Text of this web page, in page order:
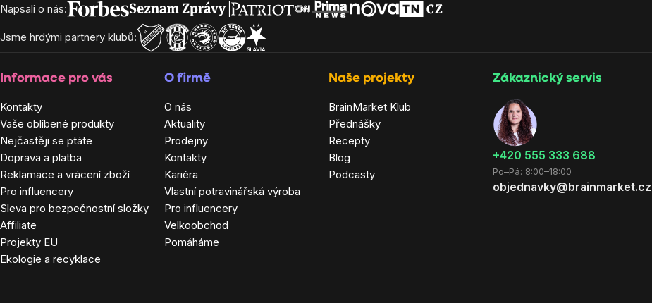
Zápatí
Napsali o nás:
Jsme hrdými partnery klubů:
Informace pro vás
Kontakty
Vaše oblíbené produkty
Nejčastěji se ptáte
Doprava a platba
Reklamace a vrácení zboží
Pro influencery
Sleva pro bezpečnostní složky
Affiliate
Projekty EU
Ekologie a recyklace
O firmě
O nás
Aktuality
Prodejny
Kontakty
Kariéra
Vlastní potravinářská výroba
Pro influencery
Velkoobchod
Pomáháme
Naše projekty
BrainMarket Klub
Přednášky
Recepty
Blog
Podcasty
Zákaznický servis
‭+420 555 333 688
Po–Pá: 8:00–18:00
objednavky@brainmarket.cz